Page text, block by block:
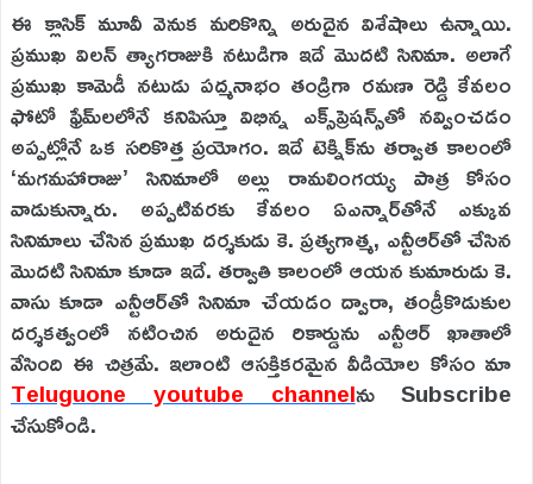
ఈ క్లాసిక్ మూవీ వెనుక మరికొన్ని అరుదైన విశేషాలు ఉన్నాయి.
ప్రముఖ విలన్ త్యాగరాజుకి నటుడిగా ఇదే మొదటి సినిమా. అలాగే
ప్రముఖ కామెడీ నటుడు పద్మనాభం తండ్రిగా రమణా రెడ్డి కేవలం
ఫోటో ఫ్రేమ్‌లలోనే కనిపిస్తూ విభిన్న ఎక్స్‌ప్రెషన్స్‌తో నవ్వించడం
అప్పట్లోనే ఒక సరికొత్త ప్రయోగం. ఇదే టెక్నిక్‌ను తర్వాత కాలంలో
‘మగమహారాజు’ సినిమాలో అల్లు రామలింగయ్య పాత్ర కోసం
వాడుకున్నారు. అప్పటివరకు కేవలం ఏఎన్నార్‌తోనే ఎక్కువ
సినిమాలు చేసిన ప్రముఖ దర్శకుడు కె. ప్రత్యగాత్మ, ఎన్టీఆర్‌తో చేసిన
మొదటి సినిమా కూడా ఇదే. తర్వాతి కాలంలో ఆయన కుమారుడు కె.
వాసు కూడా ఎన్టీఆర్‌తో సినిమా చేయడం ద్వారా, తండ్రీకొడుకుల
దర్శకత్వంలో నటించిన అరుదైన రికార్డును ఎన్టీఆర్ ఖాతాలో
వేసింది ఈ చిత్రమే. ఇలాంటి ఆస‌క్తిక‌ర‌మైన వీడియోల కోసం మా
Teluguone youtube channelను Subscribe
చేసుకోండి.